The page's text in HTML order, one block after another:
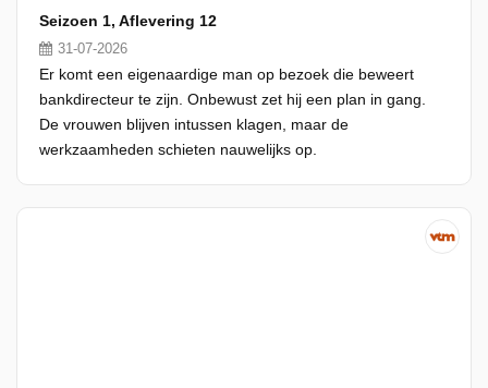
Seizoen 1, Aflevering 12
31-07-2026
Er komt een eigenaardige man op bezoek die beweert
bankdirecteur te zijn. Onbewust zet hij een plan in gang.
De vrouwen blijven intussen klagen, maar de
werkzaamheden schieten nauwelijks op.